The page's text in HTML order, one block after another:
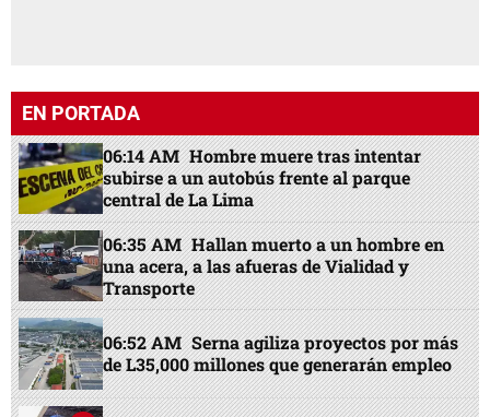
EN PORTADA
06:14 AM Hombre muere tras intentar
subirse a un autobús frente al parque
central de La Lima
06:35 AM Hallan muerto a un hombre en
una acera, a las afueras de Vialidad y
Transporte
06:52 AM Serna agiliza proyectos por más
de L35,000 millones que generarán empleo